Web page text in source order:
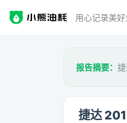
用心记录美
报告摘要：
捷达